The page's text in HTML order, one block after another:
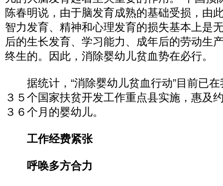
陈春明说，由于脑发育成熟的基础受损，由
智力发育、精神和心理发育的损失基本上是
后的生长发育、学习能力、成年后的劳动生
终生的。因此，消除婴幼儿贫血势在必行。
据统计，“消除婴幼儿贫血行动”目前已在
３５个国家扶贫开发工作重点县实施，惠及
３６个月的婴幼儿。
工作经费紧张
呼唤多方合力